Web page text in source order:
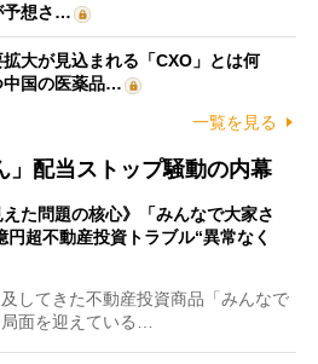
予想さ…
大が見込まれる「CXO」とは何
国の医薬品…
一覧を見る
」配当ストップ騒動の内幕
えた問題の核心》「みんなで大家さ
円超不動産投資トラブル“異常なく
してきた不動産投資商品「みんなで
面を迎えている…